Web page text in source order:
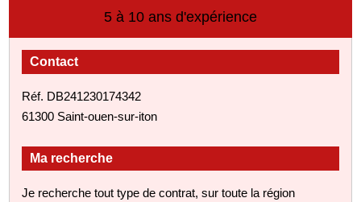
5 à 10 ans d'expérience
Contact
Réf. DB241230174342
61300 Saint-ouen-sur-iton
Ma recherche
Je recherche tout type de contrat, sur toute la région